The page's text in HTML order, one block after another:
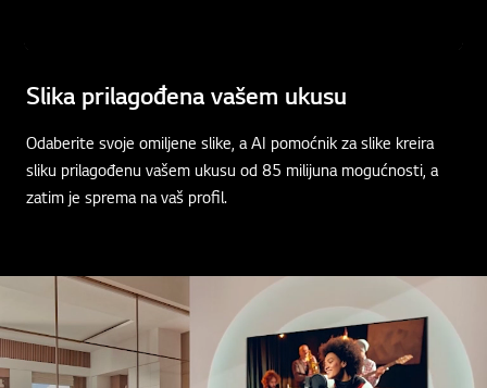
Slika prilagođena vašem ukusu
Odaberite svoje omiljene slike, a AI pomoćnik za slike kreira
sliku prilagođenu vašem ukusu od 85 milijuna mogućnosti, a
zatim je sprema na vaš profil.